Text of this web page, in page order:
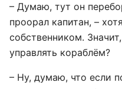
– Думаю, тут он
проорал капитан, –
собственником.
управлять кораблём?
– Ну, думаю, что если